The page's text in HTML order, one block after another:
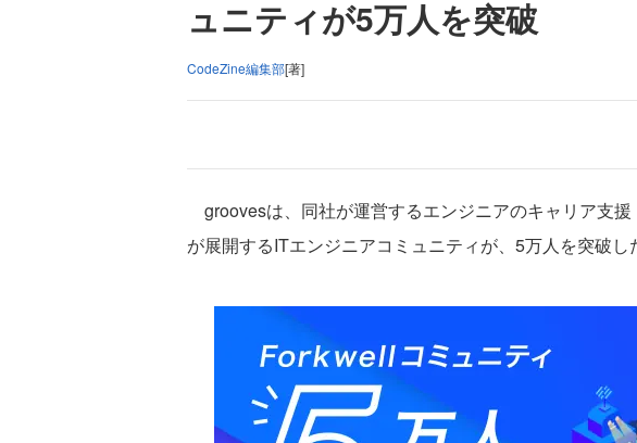
ュニティが5万人を突破
CodeZine編集部[著]
groovesは、同社が運営するエンジニアのキャリア支援
が展開するITエンジニアコミュニティが、5万人を突破し